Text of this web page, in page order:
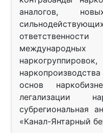
аналогов,
основ
легализации
субрегиональная
«Канал-Янтарный